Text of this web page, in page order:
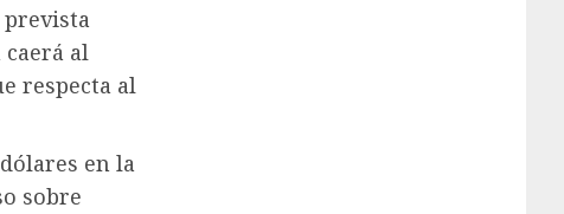
prevista
caerá al
respecta al
en la
sobre